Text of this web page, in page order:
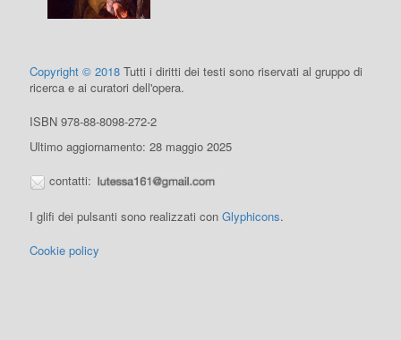
Copyright © 2018 Tutti i diritti dei testi sono riservati al gruppo di
ricerca e ai curatori dell'opera.
ISBN 978-88-8098-272-2
Ultimo aggiornamento: 28 maggio 2025
contatti:
I glifi dei pulsanti sono realizzati conGlyphicons.
Cookie policy